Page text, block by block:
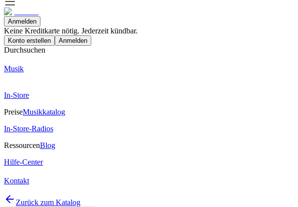
Anmelden
Keine Kreditkarte nötig. Jederzeit kündbar.
Konto erstellen Anmelden
Durchsuchen
Musik
In-Store
PreiseMusikkatalog
In-Store-Radios
RessourcenBlog
Hilfe-Center
Kontakt
Zurück zum Katalog